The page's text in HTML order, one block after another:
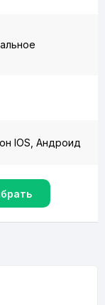
IOS, Андроид